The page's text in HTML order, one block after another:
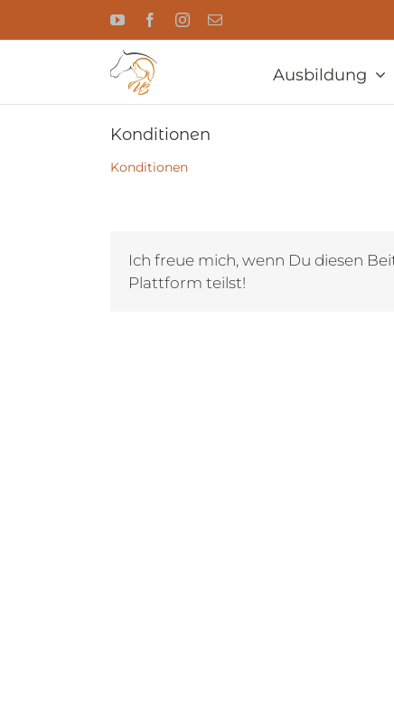
springen
YouTubeFacebookInstagram
E-
Ausbildung
Konditionen
Konditionen
Ich freue mich, wenn Du diesen
Plattform teilst!